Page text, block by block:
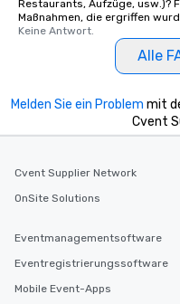
Restaurants, Aufzüge, usw.)?
Maßnahmen, die ergriffen
Keine Antwort.
Alle
Melden Sie ein Problem mit
Cvent
Cvent Supplier Network
OnSite Solutions
Eventmanagementsoftware
Eventregistrierungssoftware
Mobile Event-Apps